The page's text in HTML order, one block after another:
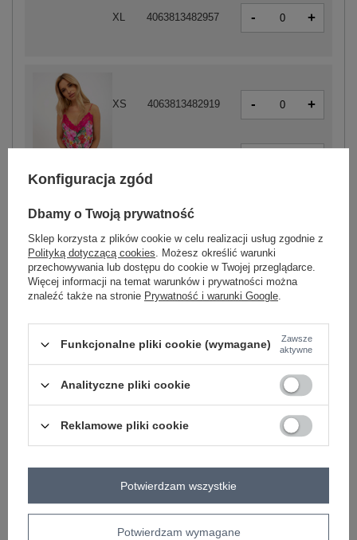
XS 4063813482919 - +
biały
XS 4063813482865 -
XL 4063813482957 - +
Zobacz wszystkie kolory (+1)
ZALOGUJ SIĘ I ZOBACZ CENĘ
Masz pytanie? Chętnie pomożemy.
Zadzwoń+48 601 547 740 Zadaj pytanie
Konfiguracja zgód
Dbamy o Twoją prywatność
Sklep korzysta z plików cookie w celu realizacji usług zgodnie z
Polityką dotyczącą cookies. Możesz określić warunki
przechowywania lub dostępu do cookie w Twojej przeglądarce.
Więcej informacji na temat warunków i prywatności można
znaleźć także na stronie Prywatność i warunki Google.
Funkcjonalne pliki cookie (wymagane)
Zawsze
aktywne
Analityczne pliki cookie
Reklamowe pliki cookie
Potwierdzam wymagane
Potwierdzam wszystkie